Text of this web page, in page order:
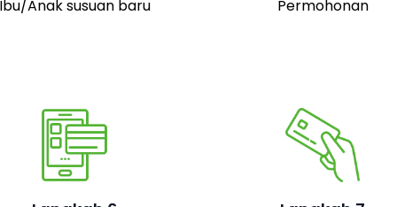
Ibu/Anak susuan baru
Permohonan
Setelah permohonan
Pemohon boleh hadir ke
pejabat JAIS untuk
mengambil kad fizikal
MyRadha’ah. Selain itu,
pemohon juga boleh